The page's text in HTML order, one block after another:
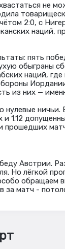
не
2:0, с
наций,
пять
обыграны
наций,
из них —
и 1.12
Австрии.
Но лёгкой
обращаем
за матч -